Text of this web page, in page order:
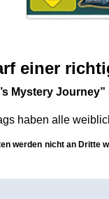
einer
Mystery Journey”
haben alle
werden nicht an